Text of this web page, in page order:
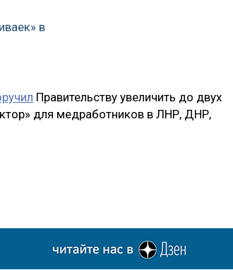
в
Правительству увеличить до двух
для медработников в ЛНР, ДНР,